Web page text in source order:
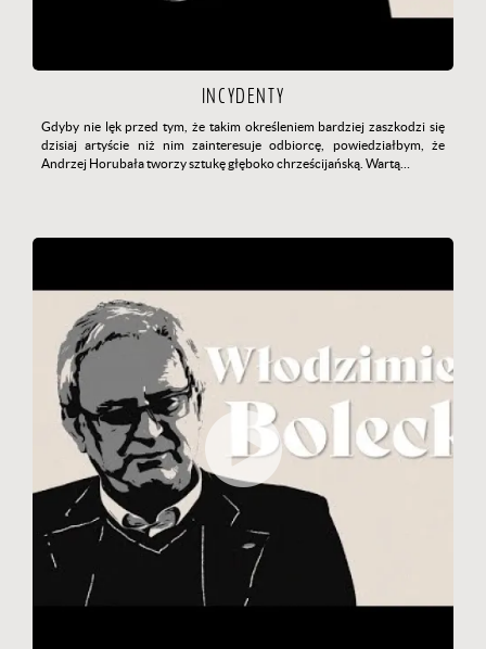
INCYDENTY
Gdyby nie lęk przed tym, że takim określeniem bardziej zaszkodzi się
dzisiaj artyście niż nim zainteresuje odbiorcę, powiedziałbym, że
Andrzej Horubała tworzy sztukę głęboko chrześcijańską. Wartą…